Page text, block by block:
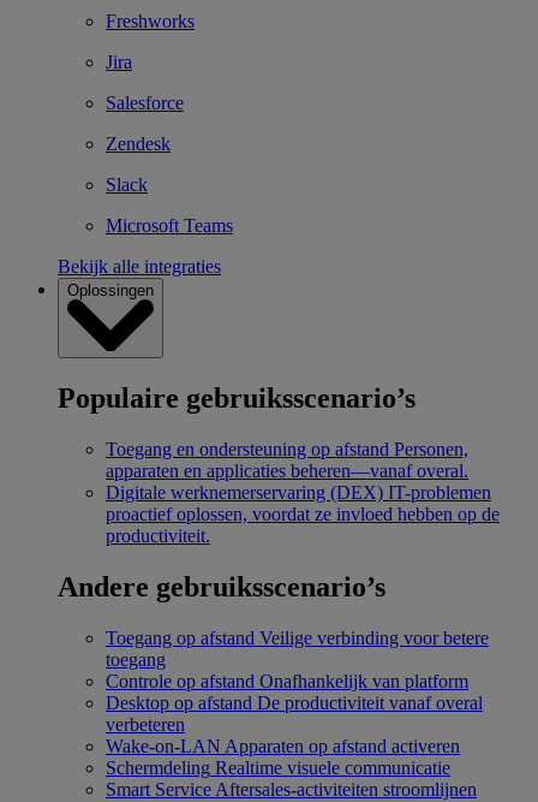
Freshworks
Jira
Salesforce
Zendesk
Slack
Microsoft Teams
Bekijk alle integraties
Oplossingen
Populaire gebruiksscenario’s
Toegang en ondersteuning op afstand Personen,
apparaten en applicaties beheren—vanaf overal.
Digitale werknemerservaring (DEX) IT-problemen
proactief oplossen, voordat ze invloed hebben op de
productiviteit.
Andere gebruiksscenario’s
Toegang op afstand Veilige verbinding voor betere
toegang
Controle op afstand Onafhankelijk van platform
Desktop op afstand De productiviteit vanaf overal
verbeteren
Wake-on-LAN Apparaten op afstand activeren
Schermdeling Realtime visuele communicatie
Smart Service Aftersales-activiteiten stroomlijnen